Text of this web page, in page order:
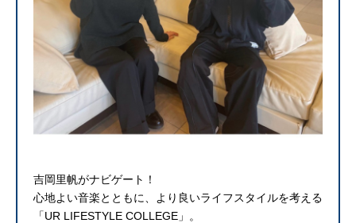
吉岡里帆がナビゲート！
心地よい音楽とともに、より良いライフスタイルを考える
「UR LIFESTYLE COLLEGE」。